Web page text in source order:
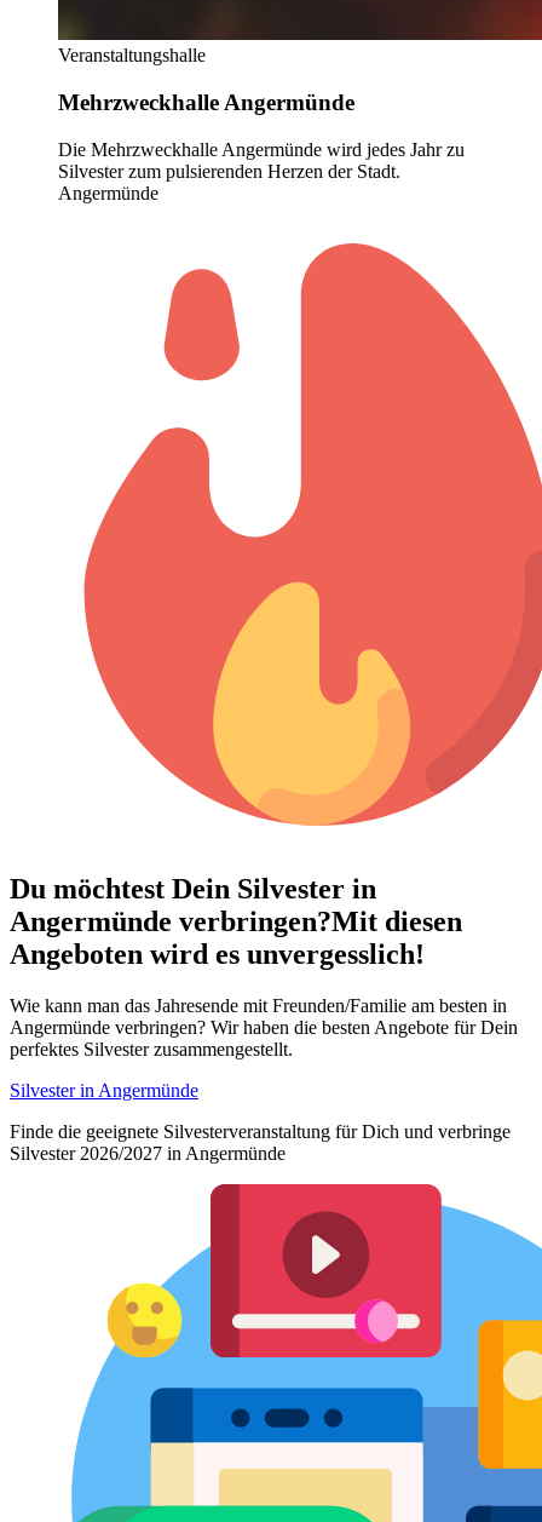
Veranstaltungshalle
Mehrzweckhalle Angermünde
Die Mehrzweckhalle Angermünde wird jedes Jahr zu
Silvester zum pulsierenden Herzen der Stadt.
Angermünde
Du möchtest Dein Silvester in
Angermünde verbringen?Mit diesen
Angeboten wird es unvergesslich!
Wie kann man das Jahresende mit Freunden/Familie am besten in
Angermünde verbringen? Wir haben die besten Angebote für Dein
perfektes Silvester zusammengestellt.
Silvester in Angermünde
Finde die geeignete Silvesterveranstaltung für Dich und verbringe
Silvester 2026/2027 in Angermünde